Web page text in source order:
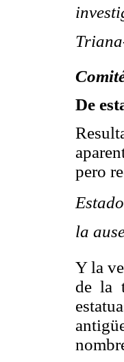
De
pero
la
Y la
de la